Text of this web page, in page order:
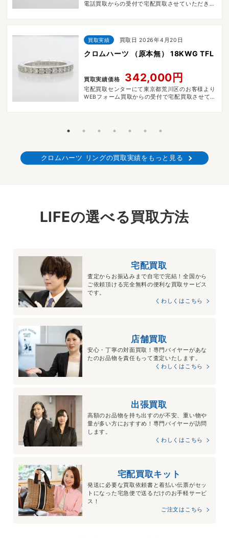
電話買取からの受付で宅配買取させていただきま
買取実績 買取日 2026年4月20日
クロムハーツ （原本無） 18KWG TFL
買取実績価格 342,000円
宅配買取センターにて東京都荒川区のお客様より
WEBフォーム買取からの受付で宅配買取させてい
クロムハーツ リングの買取実績をもっと見る
LIFEの選べる買取方法
宅配買取
査定からお振込みまで自宅で完結！全国から
ご依頼頂ける完全無料の便利な買取サービス
です。
くわしくはこちら
店舗買取
安心・丁寧の対面買取！専門バイヤーがあな
たのお品物を責任もって査定いたします。
くわしくはこちら
出張買取
高額のお品物を持ち出すのが不安、重い物や
量が多い方におすすめ！専門バイヤーが訪問
します。
くわしくはこちら
宅配買取キット
発送に必要な買取依頼書と着払い伝票がセッ
トになった宅急便で送るだけのお手軽サービ
ス！
ご注文はこちら